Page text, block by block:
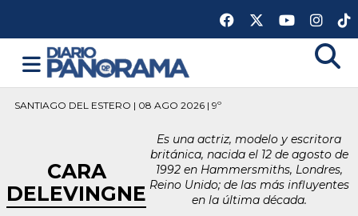
SANTIAGO DEL ESTERO | 08 AGO 2026 | 9º
CARA
DELEVINGNE
Es una actriz, modelo y escritora
británica, nacida el 12 de agosto de
1992 en Hammersmiths, Londres,
Reino Unido; de las más influyentes
en la última década.